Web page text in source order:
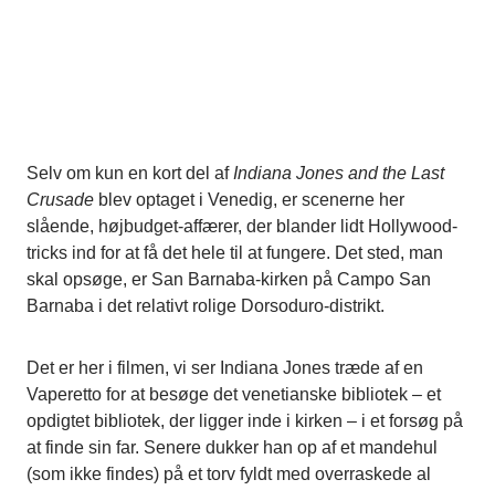
Selv om kun en kort del af Indiana Jones and the Last
Crusade blev optaget i Venedig, er scenerne her
slående, højbudget-affærer, der blander lidt Hollywood-
tricks ind for at få det hele til at fungere. Det sted, man
skal opsøge, er San Barnaba-kirken på Campo San
Barnaba i det relativt rolige Dorsoduro-distrikt.
Det er her i filmen, vi ser Indiana Jones træde af en
Vaperetto for at besøge det venetianske bibliotek – et
opdigtet bibliotek, der ligger inde i kirken – i et forsøg på
at finde sin far. Senere dukker han op af et mandehul
(som ikke findes) på et torv fyldt med overraskede al